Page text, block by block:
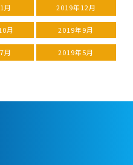
月 2019年12月
月 2019年9月
月 2019年5月